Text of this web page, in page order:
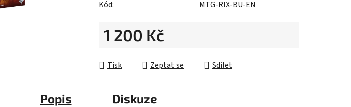
z
hvězdiček.
Kód:
MTG-RIX-BU-EN
1 200 Kč
Tisk
Zeptat se Sdílet
Popis Diskuze